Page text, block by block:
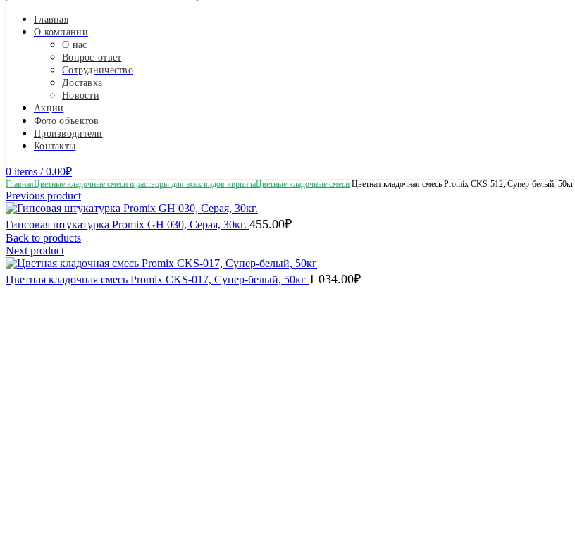
Главная
О компании
О нас
Вопрос-ответ
Сотрудничество
Доставка
Новости
Акции
Фото объектов
Производители
Контакты
0 items / 0.00₽
ГлавнаяЦветные кладочные смеси и растворы для всех видов кирпичаЦветные кладочные смеси Цветная кладочная смесь Promix CKS-512, Супер-белый, 50кг
Previous product
Гипсовая штукатурка Promix GH 030, Серая, 30кг. 455.00₽
Back to products
Next product
Цветная кладочная смесь Promix CKS-017, Супер-белый, 50кг 1 034.00₽